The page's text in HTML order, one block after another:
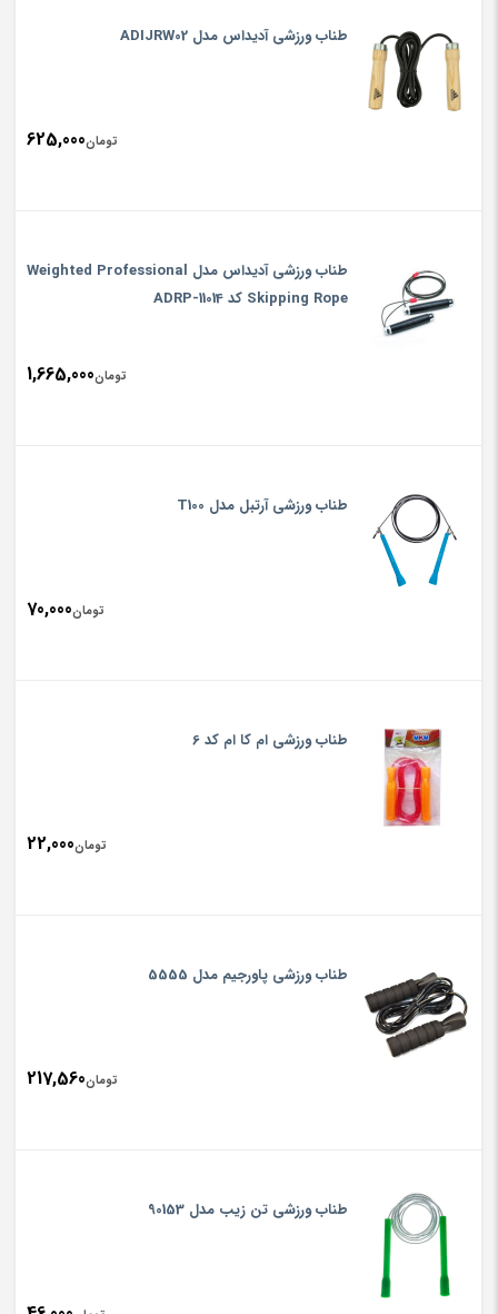
طناب ورزشی آدیداس مدل ADIJRW02
تومان625,000
طناب ورزشی آدیداس مدل Weighted Professional
Skipping Rope کد ADRP-11014
تومان1,665,000
طناب ورزشی آرتبل مدل T100
تومان70,000
طناب ورزشی ام کا ام کد 6
تومان22,000
طناب ورزشی پاورجیم مدل 5555
تومان217,560
طناب ورزشی تن زیب مدل 90153